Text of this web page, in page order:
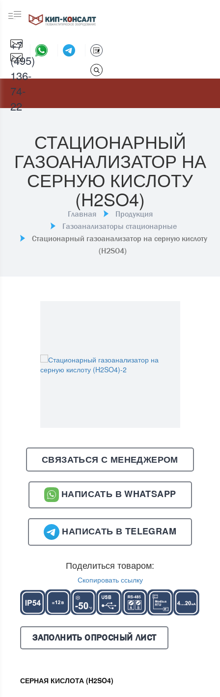
+7
(495)
136-
74-
22
СТАЦИОНАРНЫЙ
ГАЗОАНАЛИЗАТОР НА
СЕРНУЮ КИСЛОТУ
(H2SO4)
Главная
Продукция
Газоанализаторы стационарные
Стационарный газоанализатор на серную кислоту
(H2SO4)
СВЯЗАТЬСЯ С МЕНЕДЖЕРОМ
НАПИСАТЬ В WHATSAPP
НАПИСАТЬ В TELEGRAM
Поделиться товаром:
Скопировать ссылку
ЗАПОЛНИТЬ ОПРОСНЫЙ ЛИСТ
СЕРНАЯ КИСЛОТА (H2SO4)